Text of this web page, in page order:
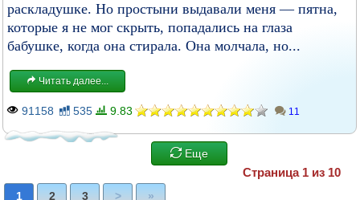
раскладушке. Но простыни выдавали меня — пятна,
которые я не мог скрыть, попадались на глаза
бабушке, когда она стирала. Она молчала, но...
Читать далее...
91158 535 9.83 11
Еще
Страница 1 из 10
1 2 3 > »